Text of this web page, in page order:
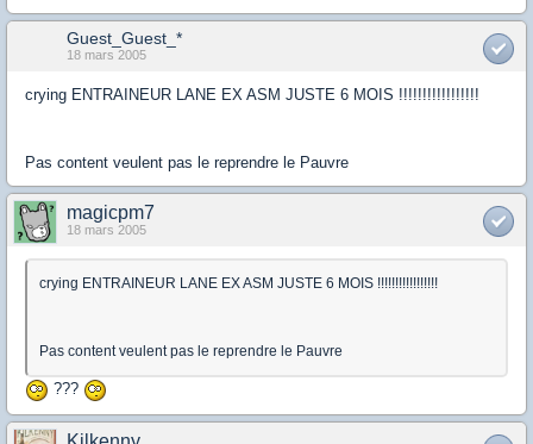
Guest_Guest_*
18 mars 2005
crying ENTRAINEUR LANE EX ASM JUSTE 6 MOIS !!!!!!!!!!!!!!!!!
Pas content veulent pas le reprendre le Pauvre
magicpm7
18 mars 2005
crying ENTRAINEUR LANE EX ASM JUSTE 6 MOIS !!!!!!!!!!!!!!!!!
Pas content veulent pas le reprendre le Pauvre
???